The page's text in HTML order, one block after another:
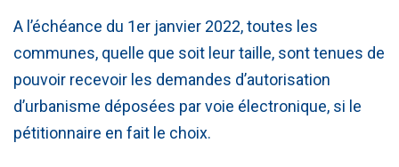
A l’échéance du 1er janvier 2022, toutes les
communes, quelle que soit leur taille, sont tenues de
pouvoir recevoir les demandes d’autorisation
d’urbanisme déposées par voie électronique, si le
pétitionnaire en fait le choix.